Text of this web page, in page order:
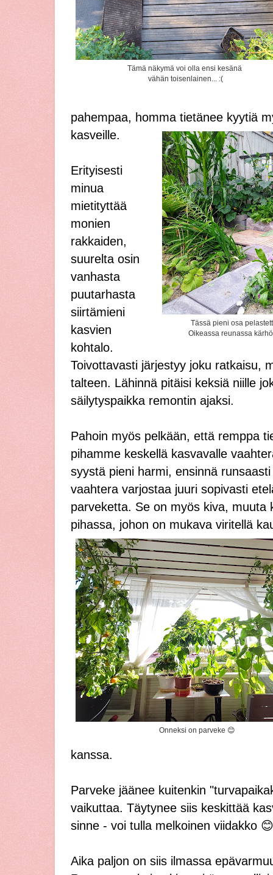
Tämä näkymä voi olla ensi kesänä
vähän toisenlainen... :(
pahempaa, homma tietänee kyytiä
kasveille.
Tässä pieni osa
Oikeassa reunassa
Erityisesti
minua
mietityttää
monien
rakkaiden,
suurelta osin
vanhasta
puutarhasta
siirtämieni
kasvien
kohtalo.
Toivottavasti järjestyy joku ratkaisu,
talteen. Lähinnä pitäisi keksiä niille
säilytyspaikka remontin ajaksi.
Pahoin myös pelkään, että remppa
pihamme keskellä kasvavalle
syystä pieni harmi, ensinnä
vaahtera varjostaa juuri sopivasti
parveketta. Se on myös kiva, muuta
pihassa, johon on mukava viritellä
Onneksi on parveke 😊
kanssa.
Parveke jäänee kuitenkin
vaikuttaa. Täytynee siis keskittää
sinne - voi tulla melkoinen viidakko 😊
Aika paljon on siis ilmassa